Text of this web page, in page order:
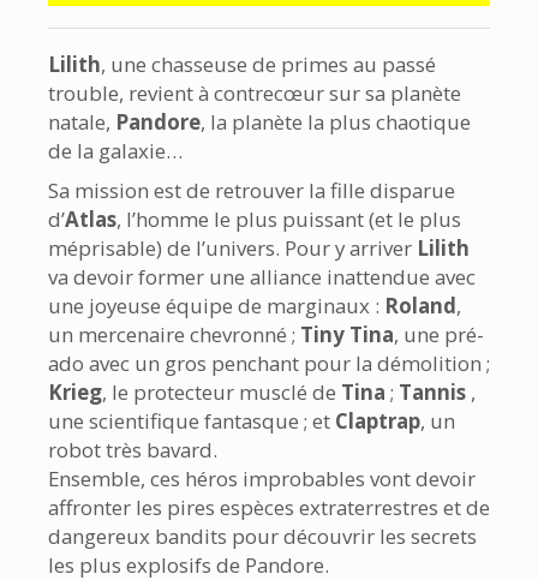
Lilith, une chasseuse de primes au passé
trouble, revient à contrecœur sur sa planète
natale, Pandore, la planète la plus chaotique
de la galaxie…
Sa mission est de retrouver la fille disparue
d’Atlas, l’homme le plus puissant (et le plus
méprisable) de l’univers. Pour y arriver Lilith
va devoir former une alliance inattendue avec
une joyeuse équipe de marginaux : Roland,
un mercenaire chevronné ; Tiny Tina, une pré-
ado avec un gros penchant pour la démolition ;
Krieg, le protecteur musclé de Tina ; Tannis ,
une scientifique fantasque ; et Claptrap, un
robot très bavard.
Ensemble, ces héros improbables vont devoir
affronter les pires espèces extraterrestres et de
dangereux bandits pour découvrir les secrets
les plus explosifs de Pandore.